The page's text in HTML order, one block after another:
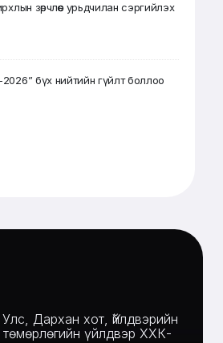
зөрчлөөс урьдчилан сэргийлэх
бүх нийтийн гүйлт боллоо
Дархан хот, Үйлдвэрийн
үйлдвэр ХХК-